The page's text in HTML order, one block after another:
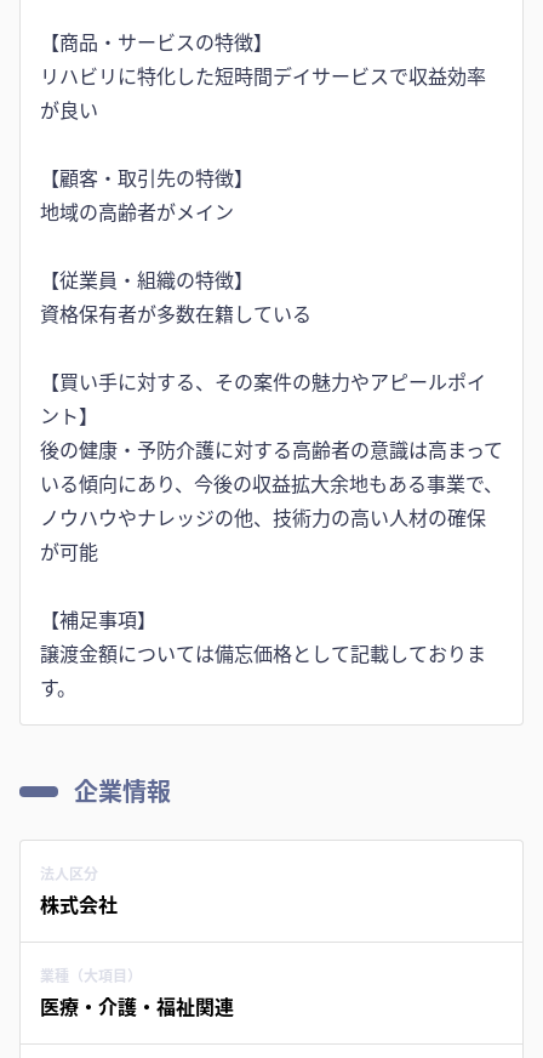
【商品・サービスの特徴】
リハビリに特化した短時間デイサービスで収益効率
が良い
【顧客・取引先の特徴】
地域の高齢者がメイン
【従業員・組織の特徴】
資格保有者が多数在籍している
【買い手に対する、その案件の魅力やアピールポイ
ント】
後の健康・予防介護に対する高齢者の意識は高まって
いる傾向にあり、今後の収益拡大余地もある事業で、
ノウハウやナレッジの他、技術力の高い人材の確保
が可能
【補足事項】
譲渡金額については備忘価格として記載しておりま
す。
企業情報
法人区分
株式会社
業種（大項目）
医療・介護・福祉関連